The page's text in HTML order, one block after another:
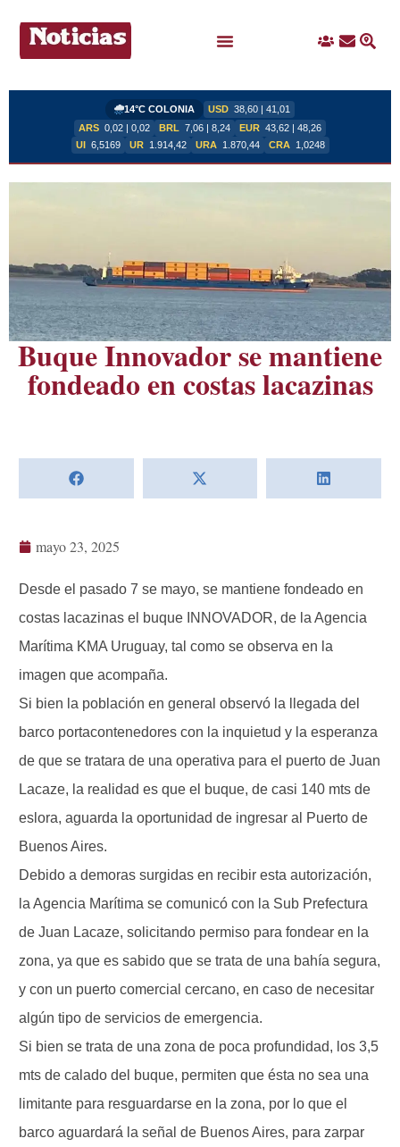
IngresoContacto
14°C COLONIA USD 38,60 | 41,01
ARS 0,02 | 0,02 BRL 7,06 | 8,24 EUR 43,62 | 48,26
UI 6,5169 UR 1.914,42 URA 1.870,44 CRA 1,0248
Buque Innovador se mantiene
fondeado en costas lacazinas
mayo 23, 2025
Desde el pasado 7 se mayo, se mantiene fondeado en
costas lacazinas el buque INNOVADOR, de la Agencia
Marítima KMA Uruguay, tal como se observa en la
imagen que acompaña.
Si bien la población en general observó la llegada del
barco portacontenedores con la inquietud y la esperanza
de que se tratara de una operativa para el puerto de Juan
Lacaze, la realidad es que el buque, de casi 140 mts de
eslora, aguarda la oportunidad de ingresar al Puerto de
Buenos Aires.
Debido a demoras surgidas en recibir esta autorización,
la Agencia Marítima se comunicó con la Sub Prefectura
de Juan Lacaze, solicitando permiso para fondear en la
zona, ya que es sabido que se trata de una bahía segura,
y con un puerto comercial cercano, en caso de necesitar
algún tipo de servicios de emergencia.
Si bien se trata de una zona de poca profundidad, los 3,5
mts de calado del buque, permiten que ésta no sea una
limitante para resguardarse en la zona, por lo que el
barco aguardará la señal de Buenos Aires, para zarpar